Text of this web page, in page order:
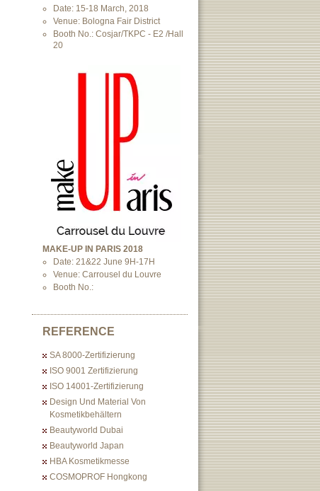
Date: 15-18 March, 2018
Venue: Bologna Fair District
Booth No.: Cosjar/TKPC - E2 /Hall
20
MAKE-UP IN PARIS 2018
Date: 21&22 June 9H-17H
Venue: Carrousel du Louvre
Booth No.:
REFERENCE
SA 8000-Zertifizierung
ISO 9001 Zertifizierung
ISO 14001-Zertifizierung
Design Und Material Von
Kosmetikbehältern
Beautyworld Dubai
Beautyworld Japan
HBA Kosmetikmesse
COSMOPROF Hongkong